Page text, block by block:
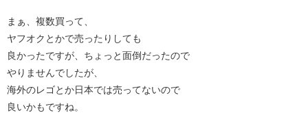
まぁ、複数買って、
ヤフオクとかで売ったりしても
良かったですが、ちょっと面倒だったので
やりませんでしたが、
海外のレゴとか日本では売ってないので
良いかもですね。